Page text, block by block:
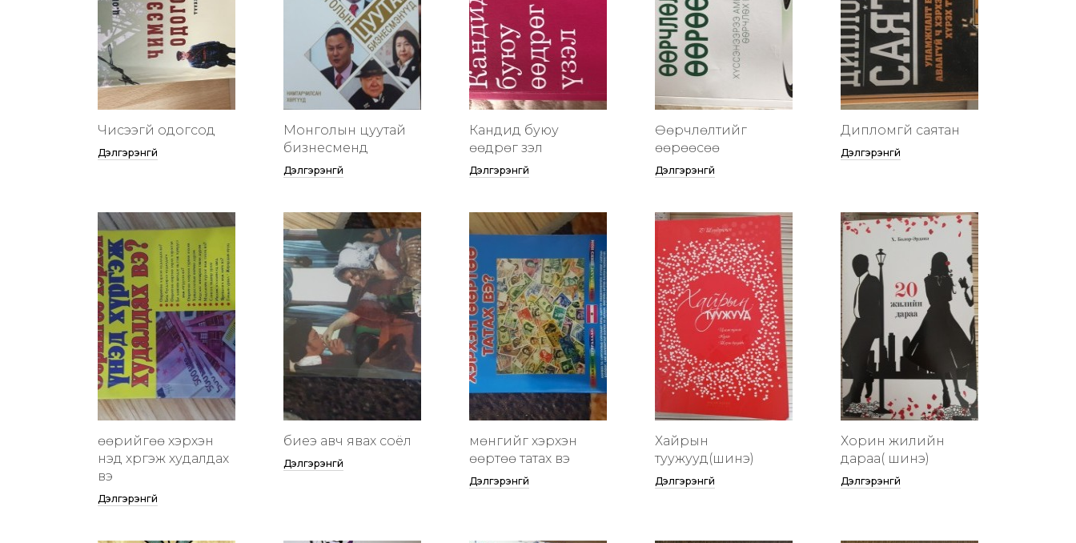
Чисээгүй одогсод
Дэлгэрэнгүй
Монголын цуутай
бизнесменүүд
Дэлгэрэнгүй
Кандид буюу
өөдрөг үзэл
Дэлгэрэнгүй
Өөрчлөлтийг
өөрөөсөө
Дэлгэрэнгүй
Дипломгүй саятан
Дэлгэрэнгүй
өөрийгөө хэрхэн
үнэд хүргэж худалдах
вэ
Дэлгэрэнгүй
биеэ авч явах соёл
Дэлгэрэнгүй
мөнгийг хэрхэн
өөртөө татах вэ
Дэлгэрэнгүй
Хайрын
туужууд(шинэ)
Дэлгэрэнгүй
Хорин жилийн
дараа( шинэ)
Дэлгэрэнгүй